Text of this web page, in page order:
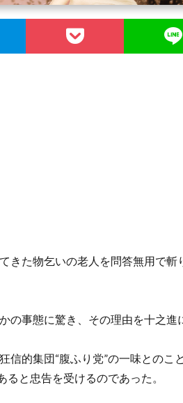
きた物乞いの老人を問答無用で斬
事態に驚き、その理由を十之進
信的集団“腹ふり党”の一味とのこ
と忠告を受けるのであった。